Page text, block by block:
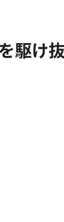
駆け